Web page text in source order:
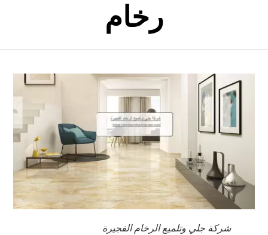
رخام
شركة جلي وتلميع الرخام الفجيرة